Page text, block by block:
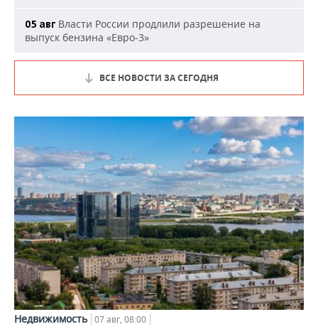
05 авг Власти России продлили разрешение на
выпуск бензина «Евро-3»
ВСЕ НОВОСТИ ЗА СЕГОДНЯ
Недвижимость 07 авг, 08:00